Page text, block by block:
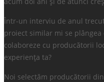
Într-un interviu de anul
proiect similar mi se plângea
colaboreze cu producătorii
experiența ta?
Noi selectăm producătorii